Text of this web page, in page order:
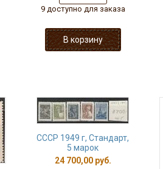
9 доступно для заказа
СССР 1949 г, Стандарт,
5 марок
24 700,00 руб.